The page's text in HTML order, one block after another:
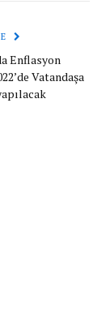
Enflasyon
Vatandaşa